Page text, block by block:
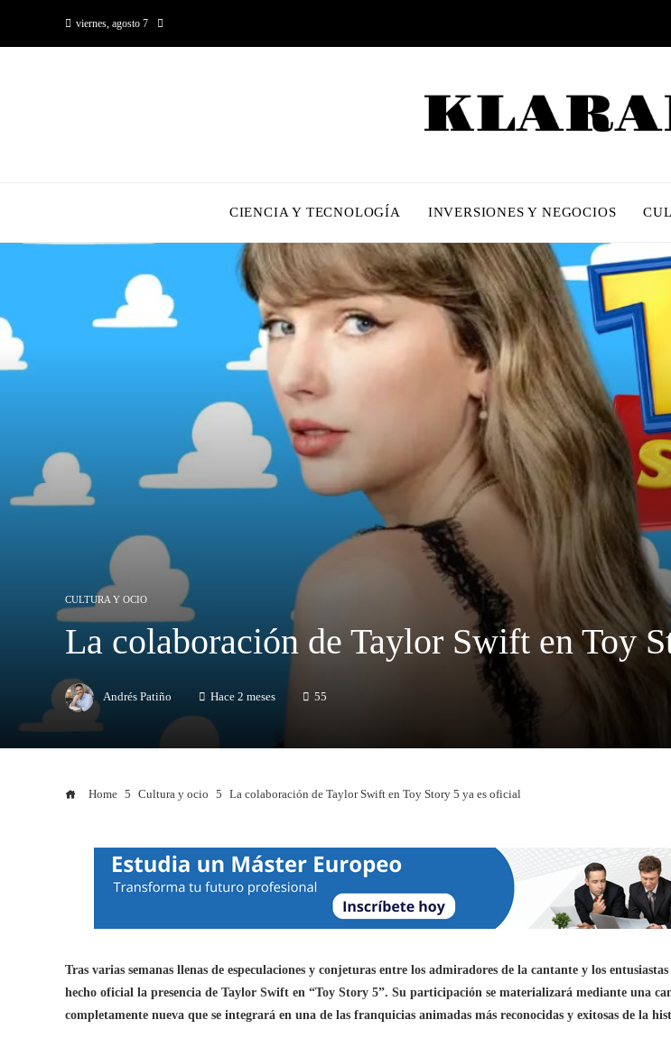
viernes, agosto 7
CIENCIA Y TECNOLOGÍA INVERSIONES Y NEGOCIOS
CULTURA Y OCIO
La colaboración de Taylor Swift en Toy
Andrés Patiño Hace 2 meses 55
Home Cultura y ocio La colaboración de Taylor Swift en Toy Story 5 ya es oficial
Tras varias semanas llenas de especulaciones y conjeturas entre los admiradores de la cantante y los
hecho oficial la presencia de Taylor Swift en “Toy Story 5”. Su participación se materializará mediante una
completamente nueva que se integrará en una de las franquicias animadas más reconocidas y exitosas de la